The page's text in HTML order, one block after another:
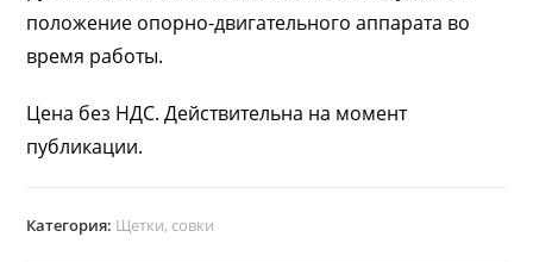
положение опорно-двигательного аппарата во
время работы.
Цена без НДС. Действительна на момент
публикации.
Категория: Щетки, совки